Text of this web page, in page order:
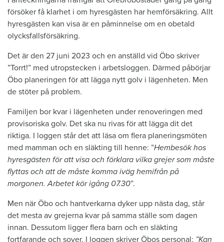
försöker få klarhet i om hyresgästen har hemförsäkring. Allt
hyresgästen kan visa är en påminnelse om en obetald
olycksfallsförsäkring.
Det är den 27 juni 2023 och en anställd vid Öbo skriver
”Torrt!” med utropstecken i arbetsloggen. Därmed påbörjar
Öbo planeringen för att lägga nytt golv i lägenheten. Men
de stöter på problem.
Familjen bor kvar i lägenheten under renoveringen med
provisoriska golv. Det ska nu rivas för att lägga dit det
riktiga. I loggen står det att läsa om flera planeringsmöten
med mamman och en släkting till henne: ”Hembesök hos
hyresgästen för att visa och förklara vilka grejer som måste
flyttas och att de måste komma iväg hemifrån på
morgonen. Arbetet kör igång 07.30”.
Men när Öbo och hantverkarna dyker upp nästa dag, står
det mesta av grejerna kvar på samma ställe som dagen
innan. Dessutom ligger flera barn och en släkting
fortfarande och sover. I loggen skriver Öbos personal: ”Kan